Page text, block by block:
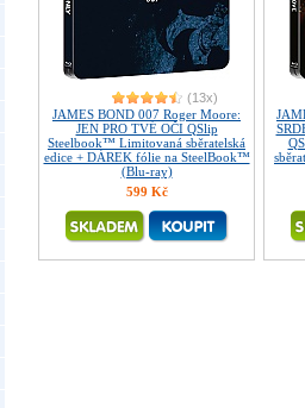
(13x)
JAMES BOND 007 Roger Moore:
JEN PRO TVÉ OČI QSlip
Steelbook™ Limitovaná sběratelská
edice + DÁREK fólie na SteelBook™
(Blu-ray)
599 Kč